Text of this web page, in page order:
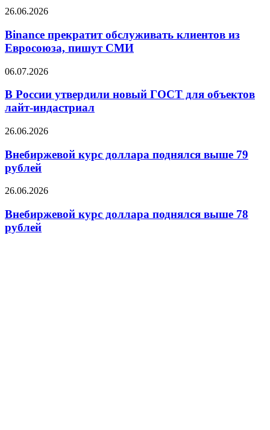
упал
11,18
рубля
Binance
обслуживать
клиентов
из
пишут
26.06.2026
Binance прекратит обслуживать клиентов из
Евросоюза, пишут СМИ
В
утвердили
новый
ГОСТ
объектов
индастриал
06.07.2026
В России утвердили новый ГОСТ для объектов
лайт-индастриал
Внебиржевой
доллара
поднялся
выше
рублей
26.06.2026
Внебиржевой курс доллара поднялся выше 79
рублей
Внебиржевой
доллара
поднялся
выше
26.06.2026
Внебиржевой курс доллара поднялся выше 78
рублей